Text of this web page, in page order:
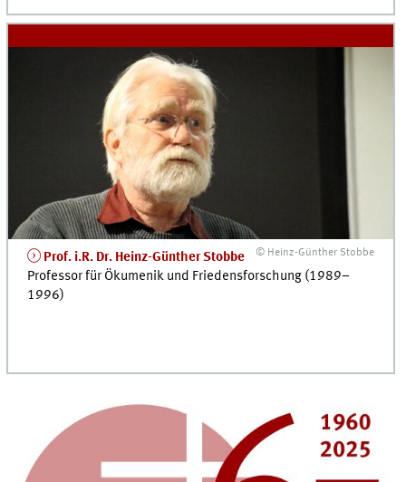
© Heinz-Günther Stobbe
Prof. i.R. Dr. Heinz-Günther Stobbe
Professor für Ökumenik und Friedensforschung (1989–
1996)